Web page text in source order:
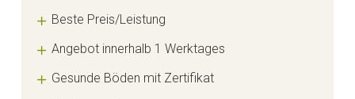
Beste Preis/Leistung
Angebot innerhalb 1 Werktages
Gesunde Böden mit Zertifikat